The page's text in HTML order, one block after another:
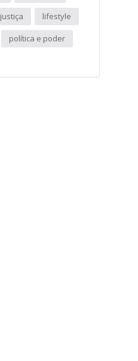
justiça lifestyle
política e poder